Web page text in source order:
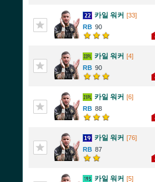
카일 워커 [33]
90
카일 워커 [4]
90
카일 워커 [6]
88
카일 워커 [76]
87
카일 워커 [5]